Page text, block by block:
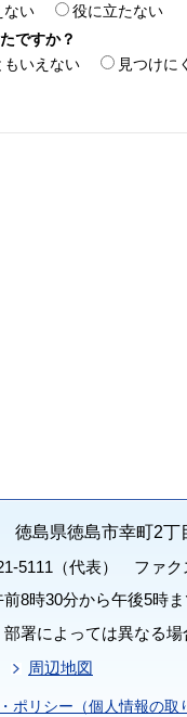
ない
役に立たない
ですか？
もいえない 見つけに
徳島県徳島市幸町2丁
5111（代表） ファク
8時30分から午後5時
署によっては異なる
周辺地図
ポリシー（個人情報の取